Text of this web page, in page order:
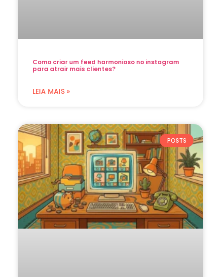
Como criar um feed harmonioso no instagram
para atrair mais clientes?
LEIA MAIS »
POSTS